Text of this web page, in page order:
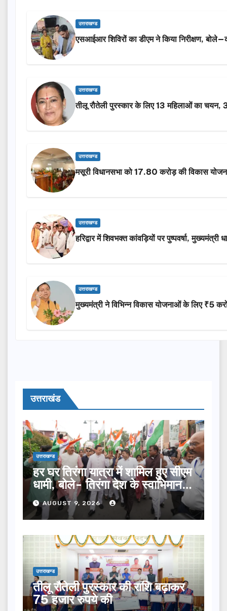
उत्तराखण्ड
एसआईआर शिविरों का डीएम ने किया निरीक्षण,
उत्तराखण्ड
तीलू रौतेली पुरस्कार के लिए 13 महिलाओं का चयन,
उत्तराखण्ड
मसूरी विधानसभा को 17.80 करोड़ की विकास
उत्तराखण्ड
हरिद्वार में शिवभक्त कांवड़ियों पर पुष्पवर्षा,
उत्तराखण्ड
मुख्यमंत्री ने विभिन्न विकास योजनाओं के लिए ₹5
उत्तराखंड
उत्तराखण्ड
हर घर तिरंगा यात्रा में शामिल हुए सीएम
धामी, बोले- तिरंगा देश के स्वाभिमान
का प्रतीक
AUGUST 9, 2026
उत्तराखण्ड
तीलू रौतेली पुरस्कार की राशि बढ़ाकर
75 हजार रुपये की